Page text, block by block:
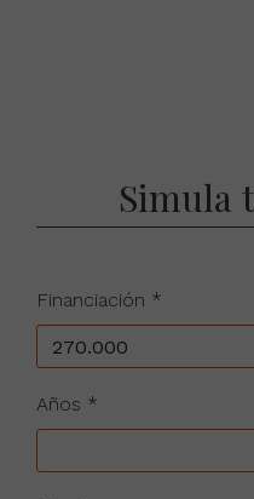
Simula
Financiación *
Años *